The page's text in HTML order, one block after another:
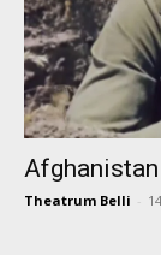
Theatrum Belli -